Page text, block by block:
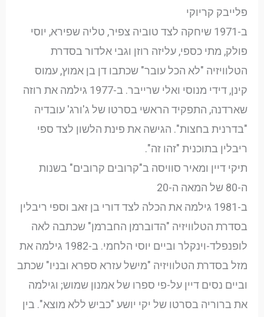
פלייבק קריוקי
ב-1971 שיחקה לצד טוביה צפיר, טליה שפירא, יוסי
פולק, מתי כספי, עליזה רוזן וגבי אלדור בסדרת
הטלוויזיה "לא הכל עובר" שכתבו דן בן אמוץ, עמוס
קינן, דידי מנוסי ואלי שרייבר. ב-1977 גילמה את רוזה
שארדנה, התפקיד הראשי בסרטו של ג'ורג' עובדיה
"בדרנית בחצות". הגישה את פינת הלשון לצד ספי
ריבלין בתוכנית "זהו זה".
תיקי דיין ומאיר סוויסה ב"קרובים קרובים" בשנות
ה-80 של המאה ה-20
ב-1981 גילמה את הכלה לצד דורי בן זאב וספי ריבלין
בסדרת הטלוויזיה "הדוברמן החברמן" שכתבה לאה
לופנפלד-וינקלר וביים יוסי הלחמי. ב-1982 גילמה את
מזל בסדרת הטלוויזיה "מישל עזרא ספרא ובניו" שכתב
וביים נסים דיין על-פי ספרו של אמנון שמוש; וגילמה
את ברוריה בסרטו של יקי יושע "כביש ללא מוצא". בין